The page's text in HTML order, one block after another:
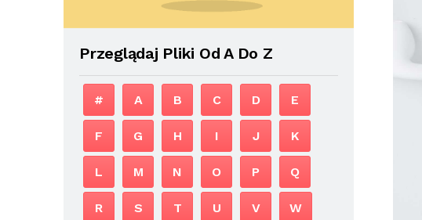
Przeglądaj Pliki Od A Do Z
# A B C D E
F G H I J K
L M N O P Q
R S T U V W